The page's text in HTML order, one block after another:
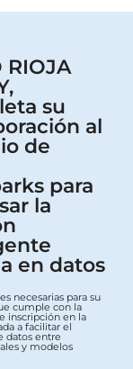
RIOJA
su
al
de
para
la
en datos
necesarias para su
cumple con la
inscripción en la
a facilitar el
datos entre
y modelos